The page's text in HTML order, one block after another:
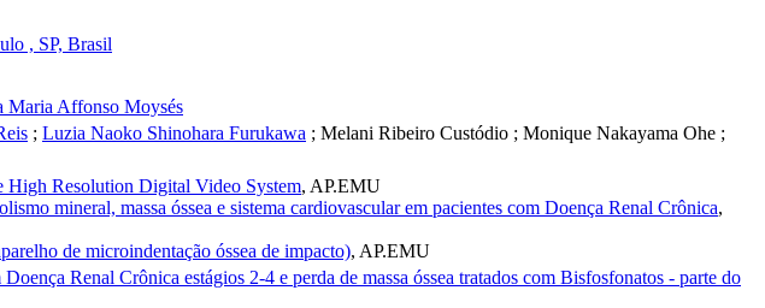
, SP, Brasil
Maria Affonso Moysés
; Luzia Naoko Shinohara Furukawa ; Melani Ribeiro Custódio ; Monique Nakayama Ohe ;
High Resolution Digital Video System, AP.EMU
mineral, massa óssea e sistema cardiovascular em pacientes com Doença Renal Crônica,
de microindentação óssea de impacto), AP.EMU
Renal Crônica estágios 2-4 e perda de massa óssea tratados com Bisfosfonatos - parte do